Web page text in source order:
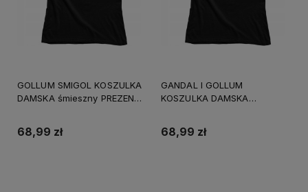
GOLLUM SMIGOL KOSZULKA
DAMSKA śmieszny PREZENT
68,99 zł
GANDAL I GOLLUM
KOSZULKA DAMSKA
68,99 zł